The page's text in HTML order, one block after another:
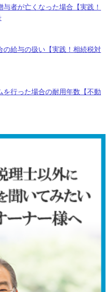
者が亡くなった場合【実践！
の給与の扱い【実践！相続税対
を行った場合の耐用年数【不動